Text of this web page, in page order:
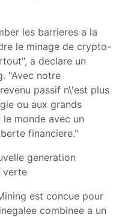
les barrieres a la
le minage de crypto-
a declare un
"Avec notre
passif n\'est plus
ou aux grands
monde avec un
financiere."
generation
verte
est concue pour
combinee a un